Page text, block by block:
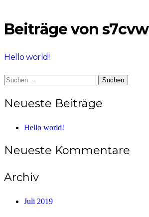
Beiträge von s7cvw
Hello world!
Suchen
nach:
Neueste Beiträge
Hello world!
Neueste Kommentare
Archiv
Juli 2019